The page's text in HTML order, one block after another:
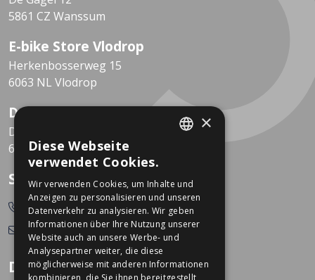
5861 CZ Wanssum
E-bike Store Vlodrop
Herkenbosserweg 15
6063 NL Vlodrop
Dekkers Valkenburg
De Leeuwhof 7
6301 KZ Valkenburg
So erreichen Sie uns
0478-532166
info@dekkerstweewielers.nl
Dekkers Zweiräder
×
Diese Webseite
verwendet Cookies.
Wir verwenden Cookies, um Inhalte und
Anzeigen zu personalisieren und unseren
Datenverkehr zu analysieren. Wir geben
Informationen über Ihre Nutzung unserer
Website auch an unsere Werbe- und
Analysepartner weiter, die diese
möglicherweise mit anderen Informationen
kombinieren, die Sie ihnen bereitgestellt